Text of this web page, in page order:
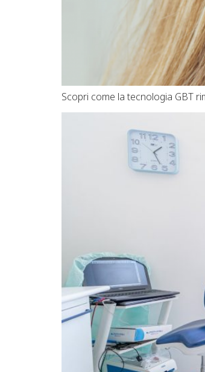
Scopri come la tecnologia GBT